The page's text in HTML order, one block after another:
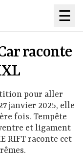
☰
raconte
pour aller
janvier 2025, elle
fois. Tempête
et ligament
RIFT raconte cet